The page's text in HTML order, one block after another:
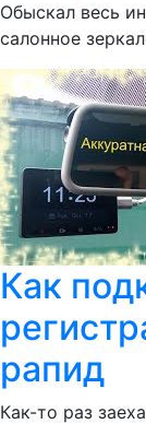
Обыскал весь
салонное
Как
рапид
Как-то раз